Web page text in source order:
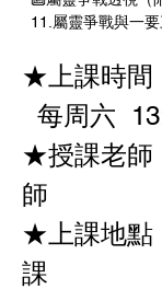
11.屬靈爭戰與一要
★上課時間
每周六
★授課老師
師
★上課地點
課